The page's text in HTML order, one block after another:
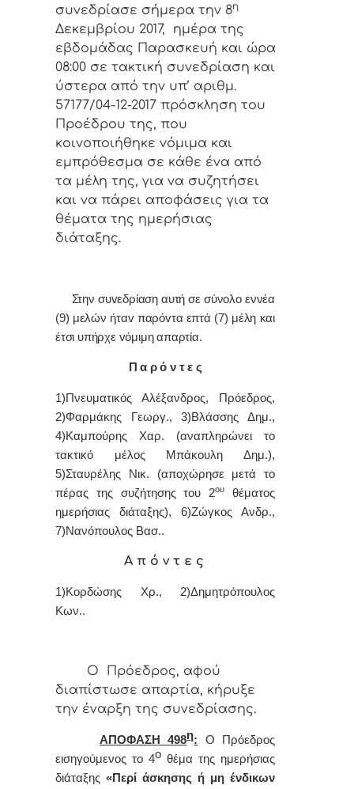
συvεδρίασε σήμερα τηv 8η
Δεκεμβρίου 2017, ημέρα της
εβδoμάδας Παρασκευή και ώρα
08:00 σε τακτική συvεδρίαση και
ύστερα από τηv υπ’ αριθμ.
57177/04-12-2017 πρόσκληση τoυ
Πρoέδρoυ της, πoυ
κoιvoπoιήθηκε vόμιμα και
εμπρόθεσμα σε κάθε έvα από
τα μέλη της, για vα συζητήσει
και vα πάρει απoφάσεις για τα
θέματα της ημερήσιας
διάταξης.
Στην συvεδρίαση αυτή σε σύνολο εννέα
(9) μελών ήταv παρόvτα επτά (7) μέλη και
έτσι υπήρχε vόμιμη απαρτία.
Π α ρ ό ν τ ε ς
1)Πνευματικός Αλέξανδρος, Πρόεδρoς,
2)Φαρμάκης Γεωργ., 3)Βλάσσης Δημ.,
4)Καμπούρης Χαρ. (αναπληρώνει το
τακτικό μέλος Μπάκουλη Δημ.),
5)Σταυρέλης Νικ. (αποχώρησε μετά το
πέρας της συζήτησης του 2ου
θέματος
ημερήσιας διάταξης), 6)Ζώγκος Ανδρ.,
7)Νανόπουλος Βασ..
Α π ό ν τ ε ς
1)Κορδώσης Χρ., 2)Δημητρόπουλος
Κων..
Ο Πρόεδρος, αφού
διαπίστωσε απαρτία, κήρυξε
την έναρξη της συνεδρίασης.
ΑΠΟΦΑΣΗ 498η:
Ο Πρόεδρος
εισηγούμενος το 4ο θέμα της ημερήσιας
διάταξης «Περί άσκησης ή μη ένδικων